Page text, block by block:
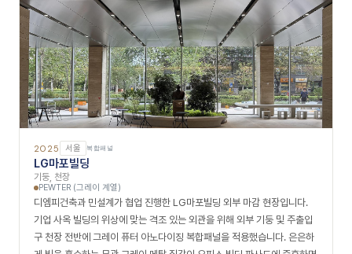
2026 충남
현대모비스 물류센터
외벽
MATT GREY, UMBRA GREY (그레이 계열)
다원앤컴퍼니가 설계·시공한 충남 소재 현대모비스 물류센터 외관 개선 공
사 현장입니다. 첨단 자동차 부품 물류 시설의 기능성과 기업 이미지에 걸
맞은 외관을 위해 무광 그레이와 움브라 그레이 두 가지 톤의 아노다이징
복합패널을 조합 적용했습니다. 정제된 그레이 메탈 마감이 대규모 산업 물